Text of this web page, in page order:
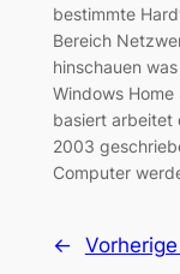
bestimmte
Bereich
hinschauen
Windows
basiert arbeitet
2003
Computer
←